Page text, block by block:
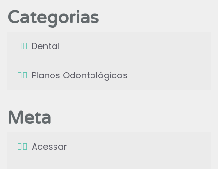
Categorias
Dental
Planos Odontológicos
Meta
Acessar